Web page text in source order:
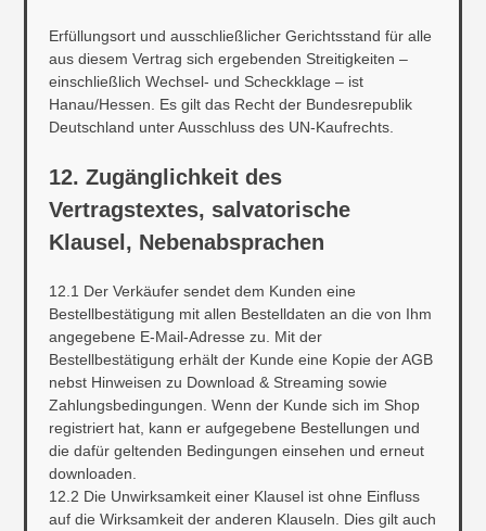
Erfüllungsort und ausschließlicher Gerichtsstand für alle
aus diesem Vertrag sich ergebenden Streitigkeiten –
einschließlich Wechsel- und Scheckklage – ist
Hanau/Hessen. Es gilt das Recht der Bundesrepublik
Deutschland unter Ausschluss des UN-Kaufrechts.
12. Zugänglichkeit des
Vertragstextes, salvatorische
Klausel, Nebenabsprachen
12.1 Der Verkäufer sendet dem Kunden eine
Bestellbestätigung mit allen Bestelldaten an die von Ihm
angegebene E-Mail-Adresse zu. Mit der
Bestellbestätigung erhält der Kunde eine Kopie der AGB
nebst Hinweisen zu Download & Streaming sowie
Zahlungsbedingungen. Wenn der Kunde sich im Shop
registriert hat, kann er aufgegebene Bestellungen und
die dafür geltenden Bedingungen einsehen und erneut
downloaden.
12.2 Die Unwirksamkeit einer Klausel ist ohne Einfluss
auf die Wirksamkeit der anderen Klauseln. Dies gilt auch